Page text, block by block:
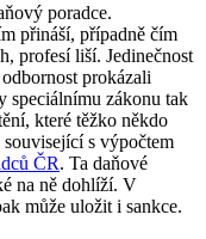
poradce.
přináší, případně čím
profesí liší. Jedinečnost
prokázali
speciálnímu zákonu tak
které těžko někdo
s výpočtem
ČR. Ta daňové
na ně dohlíží. V
může uložit i sankce.